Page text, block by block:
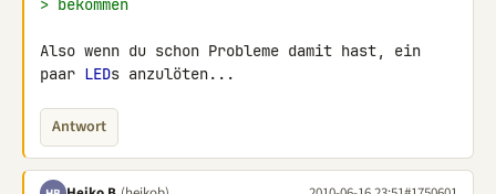
> bekommen
Also wenn du schon Probleme damit hast, ein
paar LEDs anzulöten...
Antwort